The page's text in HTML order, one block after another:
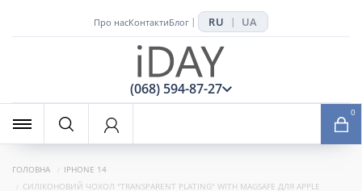
Про насКонтактиБлог | RU | UA
(068) 594-87-27
0
ГОЛОВНА
IPHONE 14
СИЛІКОНОВИЙ ЧОХОЛ "TRANSPARENT PLATING" WITH MAGSAFE ДЛЯ APPLE